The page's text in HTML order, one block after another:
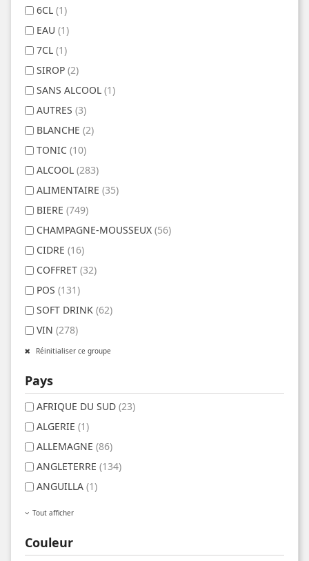
6CL (1)
EAU (1)
7CL (1)
SIROP (2)
SANS ALCOOL (1)
AUTRES (3)
BLANCHE (2)
TONIC (10)
ALCOOL (283)
ALIMENTAIRE (35)
BIERE (749)
CHAMPAGNE-MOUSSEUX (56)
CIDRE (16)
COFFRET (32)
POS (131)
SOFT DRINK (62)
VIN (278)
Réinitialiser ce groupe
Pays
AFRIQUE DU SUD (23)
ALGERIE (1)
ALLEMAGNE (86)
ANGLETERRE (134)
ANGUILLA (1)
Tout afficher
Couleur